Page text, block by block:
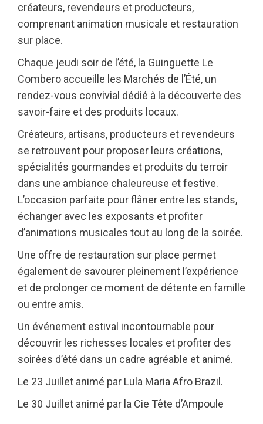
créateurs, revendeurs et producteurs,
comprenant animation musicale et restauration
sur place.
Chaque jeudi soir de l’été, la Guinguette Le
Combero accueille les Marchés de l’Été, un
rendez-vous convivial dédié à la découverte des
savoir-faire et des produits locaux.
Créateurs, artisans, producteurs et revendeurs
se retrouvent pour proposer leurs créations,
spécialités gourmandes et produits du terroir
dans une ambiance chaleureuse et festive.
L’occasion parfaite pour flâner entre les stands,
échanger avec les exposants et profiter
d’animations musicales tout au long de la soirée.
Une offre de restauration sur place permet
également de savourer pleinement l’expérience
et de prolonger ce moment de détente en famille
ou entre amis.
Un événement estival incontournable pour
découvrir les richesses locales et profiter des
soirées d’été dans un cadre agréable et animé.
Le 23 Juillet animé par Lula Maria Afro Brazil.
Le 30 Juillet animé par la Cie Tête d’Ampoule